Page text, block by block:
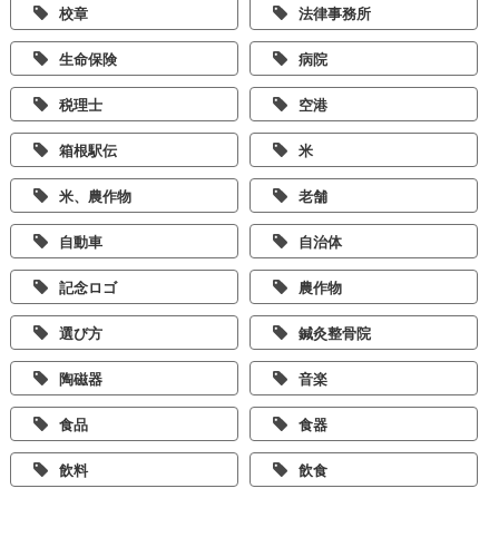
校章 法律事務所
生命保険 病院
税理士 空港
箱根駅伝 米
米、農作物 老舗
自動車 自治体
記念ロゴ 農作物
選び方 鍼灸整骨院
陶磁器 音楽
食品 食器
飲料 飲食